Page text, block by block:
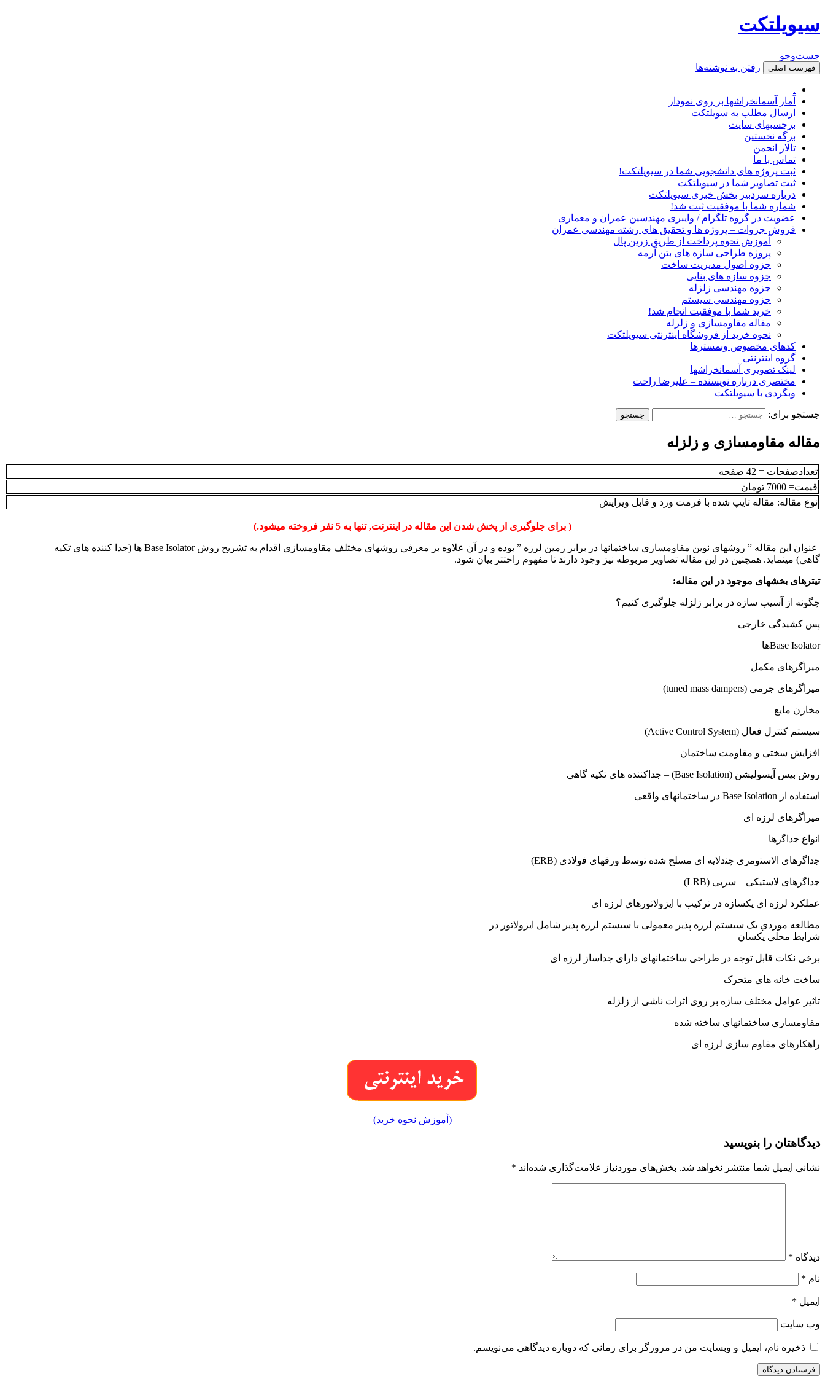
سیویلتکت
جست‌وجو
فهرست اصلی رفتن به نوشته‌ها
.
آمار آسمانخراشها بر روی نمودار
ارسال مطلب به سویلتکت
برچسبهای سایت
برگه نخستین
تالار انجمن
تماس با ما
ثبت پروژه های دانشجویی شما در سیویلتکت!
ثبت تصاویر شما در سیویلتکت
درباره سردبیر بخش خبری سیویلتکت
شماره شما با موفقیت ثبت شد!
عضویت در گروه تلگرام / وایبری مهندسین عمران و معماری
فروش جزوات – پروژه ها و تحقیق های رشته مهندسی عمران
آموزش نحوه پرداخت از طریق زرین پال
پروژه طراحی سازه های بتن آرمه
جزوه اصول مدیریت ساخت
جزوه سازه های بنایی
جزوه مهندسی زلزله
جزوه مهندسی سیستم
خرید شما با موفقیت انجام شد!
مقاله مقاومسازی و زلزله
نحوه خرید از فروشگاه اینترنتی سیویلتکت
کدهای مخصوص وبمسترها
گروه اینترنتی
لینک تصویری آسمانخراشها
مختصری درباره نویسنده – علیرضا راحت
وبگردی با سیویلتکت
جستجو برای:
مقاله مقاومسازی و زلزله
تعدادصفحات = 42 صفحه
قیمت= 7000 تومان
نوع مقاله: مقاله تایپ شده با فرمت ورد و قابل ویرایش
( برای جلوگیری از پخش شدن این مقاله در اینترنت, تنها به 5 نفر فروخته میشود.)
عنوان این مقاله ” روشهای نوین مقاومسازی ساختمانها در برابر زمین لرزه ” بوده و در آن علاوه بر معرفی روشهای مختلف مقاومسازی اقدام به تشریح روش Base Isolator ها (جدا کننده های تکیه
گاهی) مینماید. همچنین در این مقاله تصاویر مربوطه نیز وجود دارند تا مفهوم راحتتر بیان شود.
تیترهای بخشهای موجود در این مقاله:
چگونه از آسیب سازه در برابر زلزله جلوگیری کنیم؟
پس کشیدگی خارجی
Base Isolatorها
میراگرهای مکمل
میراگرهای جرمی (tuned mass dampers)
مخازن مایع
سیستم کنترل فعال (Active Control System)
افزایش سختی و مقاومت ساختمان
روش بیس آیسولیشن (Base Isolation) – جداکننده های تکیه گاهی
استفاده از Base Isolation در ساختمانهای واقعی
میراگرهای لرزه ای
اﻧواع ﺟداﮔرﻫﺎ
ﺟداﮔرﻫﺎی اﻻﺳﺘوﻣری ﭼﻨدﻻﯾﻪ ای ﻣﺴﻠﺢ ﺷده ﺗوﺳط ورﻗﻬﺎی ﻓوﻻدی (ERB)
ﺟداﮔرﻫﺎی ﻻﺳﺘﯿﮑﯽ – سرﺑﯽ (LRB)
عملکرد لرزه اي یکسازه در ترکیب با ایزولاتورهاي لرزه اي
مطالعه موردي یک سیستم لرزه پذیر معمولی با سیستم لرزه پذیر شامل ایزولاتور در
شرایط محلی یکسان
برخی نکات قابل توجه در طراحی ساختمانهای دارای جداساز لرزه ای
ساخت خانه های متحرک
تاثیر عوامل مختلف سازه بر روی اثرات ناشی از زلزله
مقاومسازی ساختمانهای ساخته شده
راهکارهای مقاوم سازی لرزه ای
(آموزش نحوه خرید)
دیدگاهتان را بنویسید
نشانی ایمیل شما منتشر نخواهد شد. بخش‌های موردنیاز علامت‌گذاری شده‌اند *
دیدگاه *
نام *
ایمیل *
وب‌ سایت
ذخیره نام، ایمیل و وبسایت من در مرورگر برای زمانی که دوباره دیدگاهی می‌نویسم.